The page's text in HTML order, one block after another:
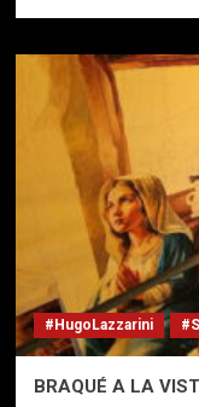
#HugoLazzarini
BRAQUÉ A LA